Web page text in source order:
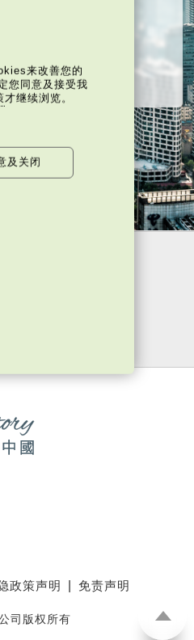
中国会员
政策声明 免责声明
司版权所有
来改善您的
您同意及接受我
才继续浏览。
及关闭